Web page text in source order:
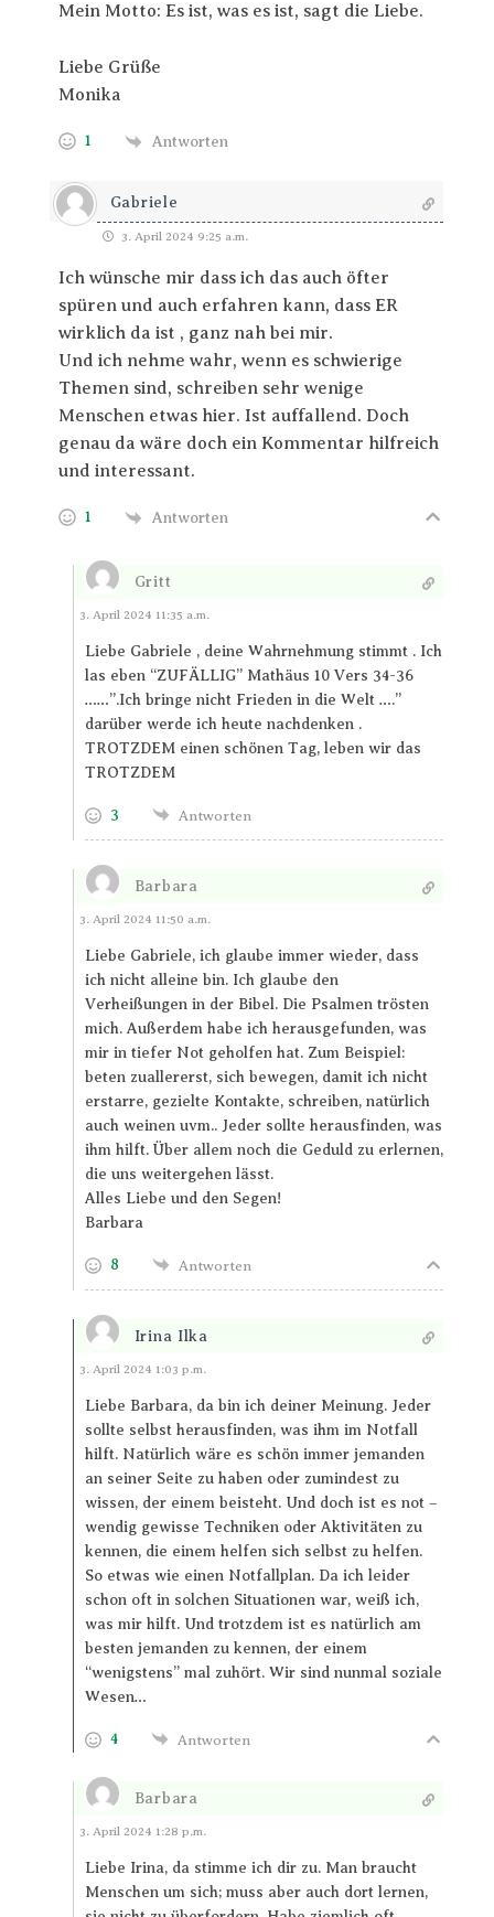
Mein Motto: Es ist, was es ist, sagt die Liebe.
Liebe Grüße
Monika
1 Antworten
Gabriele
3. April 2024 9:25 a.m.
Ich wünsche mir dass ich das auch öfter
spüren und auch erfahren kann, dass ER
wirklich da ist , ganz nah bei mir.
Und ich nehme wahr, wenn es schwierige
Themen sind, schreiben sehr wenige
Menschen etwas hier. Ist auffallend. Doch
genau da wäre doch ein Kommentar hilfreich
und interessant.
1 Antworten
Gritt
Antworten
3. April 2024 11:35 a.m.
Liebe Gabriele , deine Wahrnehmung stimmt . Ich
las eben “ZUFÄLLIG” Mathäus 10 Vers 34-36
……”.Ich bringe nicht Frieden in die Welt ….”
darüber werde ich heute nachdenken .
TROTZDEM einen schönen Tag, leben wir das
TROTZDEM
3 Antworten
Barbara
Antworten
3. April 2024 11:50 a.m.
Liebe Gabriele, ich glaube immer wieder, dass
ich nicht alleine bin. Ich glaube den
Verheißungen in der Bibel. Die Psalmen trösten
mich. Außerdem habe ich herausgefunden, was
mir in tiefer Not geholfen hat. Zum Beispiel:
beten zuallererst, sich bewegen, damit ich nicht
erstarre, gezielte Kontakte, schreiben, natürlich
auch weinen uvm.. Jeder sollte herausfinden, was
ihm hilft. Über allem noch die Geduld zu erlernen,
die uns weitergehen lässt.
Alles Liebe und den Segen!
Barbara
8 Antworten
Irina Ilka
Antworten
3. April 2024 1:03 p.m.
Liebe Barbara, da bin ich deiner Meinung. Jeder
sollte selbst herausfinden, was ihm im Notfall
hilft. Natürlich wäre es schön immer jemanden
an seiner Seite zu haben oder zumindest zu
wissen, der einem beisteht. Und doch ist es not –
wendig gewisse Techniken oder Aktivitäten zu
kennen, die einem helfen sich selbst zu helfen.
So etwas wie einen Notfallplan. Da ich leider
schon oft in solchen Situationen war, weiß ich,
was mir hilft. Und trotzdem ist es natürlich am
besten jemanden zu kennen, der einem
“wenigstens” mal zuhört. Wir sind nunmal soziale
Wesen…
4 Antworten
Barbara
Antworten
3. April 2024 1:28 p.m.
Liebe Irina, da stimme ich dir zu. Man braucht
Menschen um sich; muss aber auch dort lernen,